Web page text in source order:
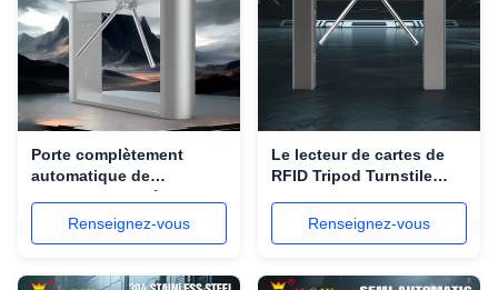
Porte complètement
automatique de
tourniquet de trépied de
trois bras de l'acier
inoxydable SS304
Renseignez-vous
Le lecteur de cartes de
RFID Tripod Turnstile
limitation pour le piéton
Renseignez-vous